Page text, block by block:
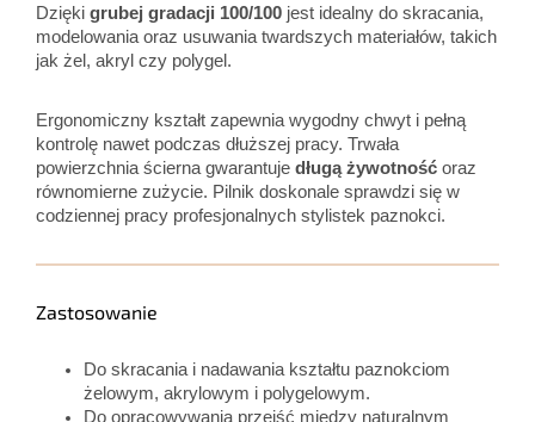
Dzięki grubej gradacji 100/100 jest idealny do skracania,
modelowania oraz usuwania twardszych materiałów, takich
jak żel, akryl czy polygel.
Ergonomiczny kształt zapewnia wygodny chwyt i pełną
kontrolę nawet podczas dłuższej pracy. Trwała
powierzchnia ścierna gwarantuje długą żywotność oraz
równomierne zużycie. Pilnik doskonale sprawdzi się w
codziennej pracy profesjonalnych stylistek paznokci.
Zastosowanie
Do skracania i nadawania kształtu paznokciom
żelowym, akrylowym i polygelowym.
Do opracowywania przejść między naturalnym